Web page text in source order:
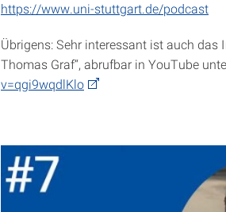
https://www.uni-stuttgart.de/podcast
Übrigens: Sehr interessant ist auch das
Thomas Graf“, abrufbar in YouTube
v=qgi9wqdlKlo